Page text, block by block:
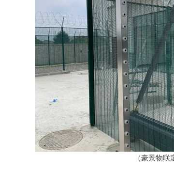
（豪景物